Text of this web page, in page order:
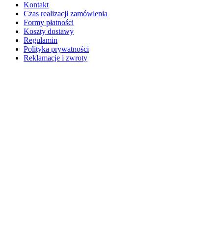
Kontakt
Czas realizacji zamówienia
Formy płatności
Koszty dostawy
Regulamin
Polityka prywatności
Reklamacje i zwroty